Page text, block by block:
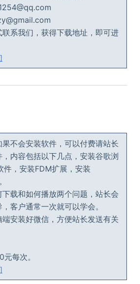
系我们，获得下载地址，即可进
不会安装软件，可以付费请站长
内容包括以下几点，安装谷歌浏
件，安装FDM扩展，安装
载和如何播放两个问题，站长会
客户通常一次就可以学会。
安装好微信，方便站长发送有关
每次。